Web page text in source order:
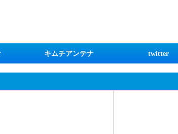
キムチアンテナ twitter